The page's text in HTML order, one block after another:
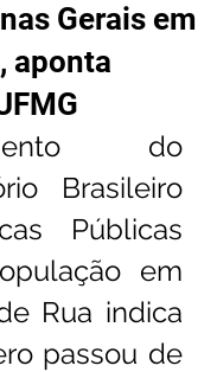
Gerais em
aponta
do
Brasileiro
Públicas
em
Rua indica
passou de